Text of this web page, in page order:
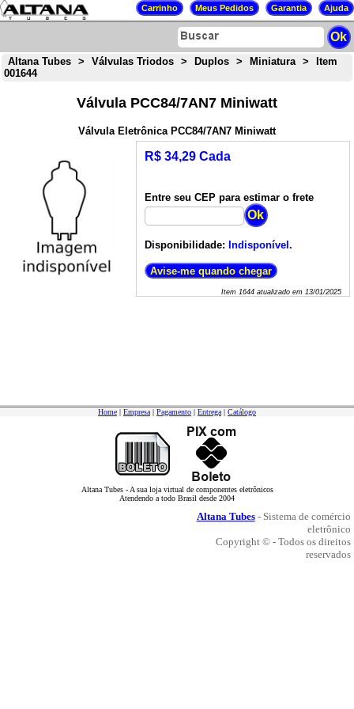
Altana Tubes > Válvulas Triodos > Duplos > Miniatura >
Item
001644
Válvula PCC84/7AN7 Miniwatt
Válvula Eletrônica PCC84/7AN7 Miniwatt
R$ 34,29 Cada
Entre seu CEP para estimar o frete
Disponibilidade: Indisponível.
Item 1644atualizado em 13/01/2025
Home | Empresa | Pagamento | Entrega | Catálogo
Altana Tubes - A sua loja virtual de componentes eletrônicos
Atendendo a todo Brasil desde 2004
Altana Tubes- Sistema de comércio
eletrônico
Copyright © - Todos os direitos
reservados